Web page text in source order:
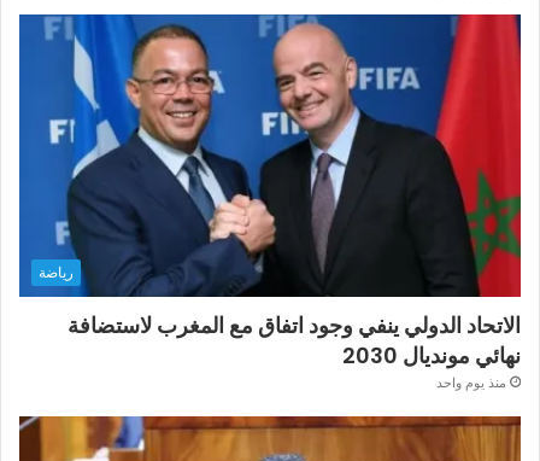
رياضة
الاتحاد الدولي ينفي وجود اتفاق مع المغرب لاستضافة
نهائي مونديال 2030
منذ يوم واحد